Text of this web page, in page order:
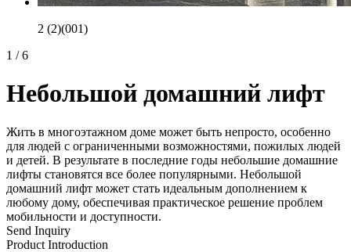
2 (2)(001)
1 / 6
Небольшой домашний лифт
Жить в многоэтажном доме может быть непросто, особенно
для людей с ограниченными возможностями, пожилых людей
и детей. В результате в последние годы небольшие домашние
лифты становятся все более популярными. Небольшой
домашний лифт может стать идеальным дополнением к
любому дому, обеспечивая практическое решение проблем
мобильности и доступности.
Send Inquiry
Product Introduction